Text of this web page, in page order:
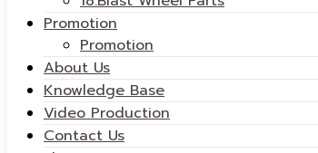
Promotion
Promotion
About Us
Knowledge Base
Video Production
Contact Us